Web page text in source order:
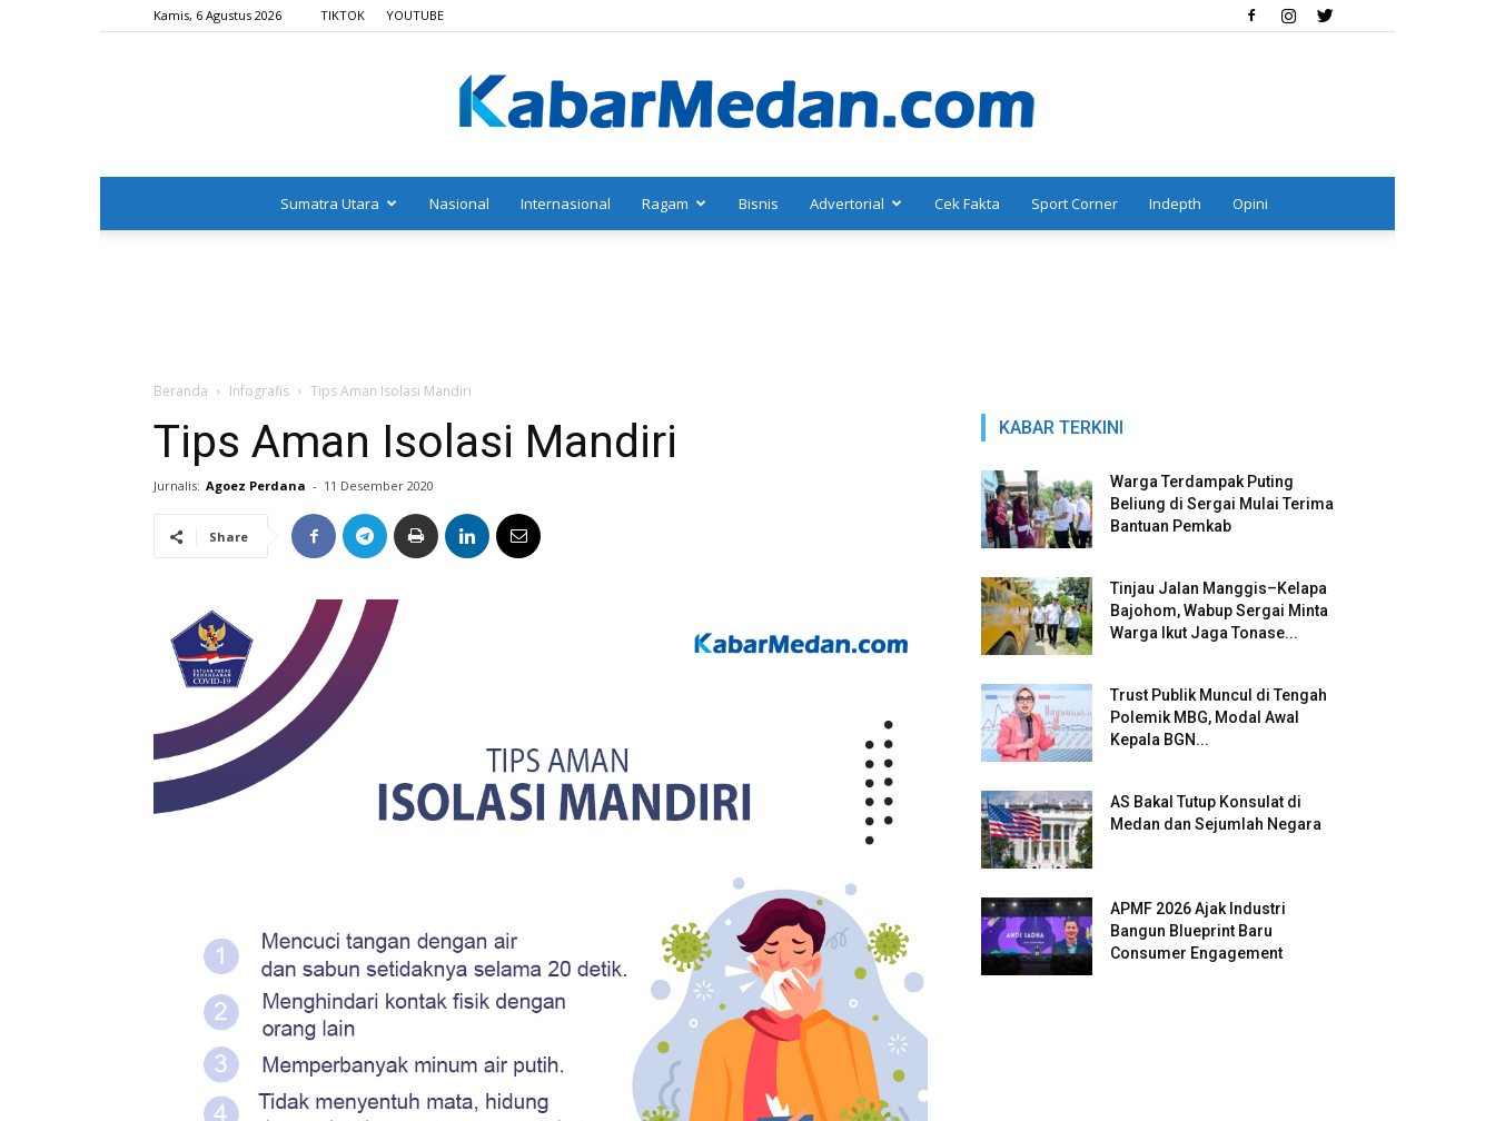
Kamis, 6 Agustus 2026 TIKTOK YOUTUBE
Sumatra Utara Nasional Internasional Ragam Bisnis Advertorial Cek Fakta Sport Corner Indepth Opini
Beranda Infografis Tips Aman Isolasi Mandiri
Tips Aman Isolasi Mandiri
Jurnalis: Agoez Perdana - 11 Desember 2020
Share
KABAR TERKINI
Warga Terdampak Puting
Beliung di Sergai Mulai Terima
Bantuan Pemkab
Tinjau Jalan Manggis–Kelapa
Bajohom, Wabup Sergai Minta
Warga Ikut Jaga Tonase...
Trust Publik Muncul di Tengah
Polemik MBG, Modal Awal
Kepala BGN...
AS Bakal Tutup Konsulat di
Medan dan Sejumlah Negara
APMF 2026 Ajak Industri
Bangun Blueprint Baru
Consumer Engagement